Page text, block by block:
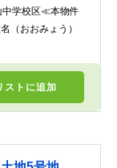
スト に追加
学校区≪本物件
（おおみょう）